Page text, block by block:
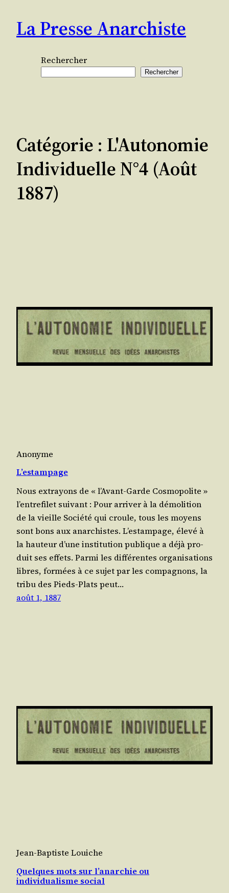
contenu
La Presse Anarchiste
Rechercher
Rechercher
Catégorie : L'Autonomie
Individuelle N°4 (août
1887)
Anonyme
L’estampage
Nous extra­yons de « l’A­vant-Garde Cos­mo­po­lite »
l’en­tre­fi­let suivant : Pour arri­ver à la démo­li­tion
de la vieille Socié­té qui croule, tous les moyens
sont bons aux anar­chistes. L’es­tam­page, éle­vé à
la hau­teur d’une ins­ti­tu­tion publique a déjà pro­
duit ses effets. Par­mi les dif­fé­rentes orga­ni­sa­tions
libres, for­mées à ce sujet par les com­pa­gnons, la
tri­bu des Pieds-Plats peut…
août 1, 1887
Jean-Baptiste Louiche
Quelques mots sur l’anarchie ou
individualisme social